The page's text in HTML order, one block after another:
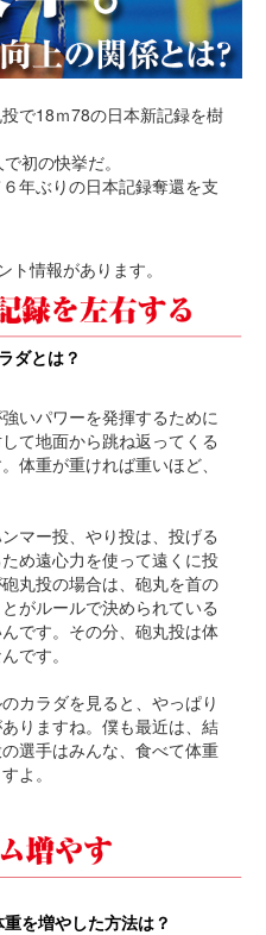
で18ｍ78の日本新記録を樹
初の快挙だ。
年ぶりの日本記録奪還を支
情報があります。
ダとは？
いパワーを発揮するために
て地面から跳ね返ってくる
体重が重ければ重いほど、
マー投、やり投は、投げる
め遠心力を使って遠くに投
丸投の場合は、砲丸を首の
がルールで決められている
です。その分、砲丸投は体
です。
カラダを見ると、やっぱり
りますね。僕も最近は、結
選手はみんな、食べて体重
よ。
を増やした方法は？